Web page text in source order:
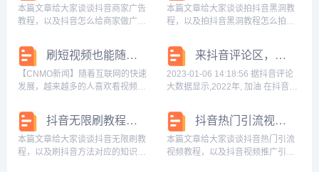
观众提供了超高清、低延迟的丝滑
观看...
穿搭、美食、拍照技巧，到春节氛
围好物推荐，在抖音...
本篇文章给大家谈谈抖音商家广告
教程，以及抖音怎么给商家做广告
助，不要忘了收藏本站喔。抖音广
告怎么投放抖音广告投放步骤：1、
注册账号首先需要拥有属于品牌的
账号。您可以通过访...
本篇文章给大家谈谈拍抖音黑洞教
程，以及拍抖音黑洞教程怎么拍对
助，不要忘了收藏本站喔。抖音黑
洞起号是什么意思把账号做起来。
抖音黑洞起号指的是把抖音黑洞账
号的流量，抖音黑洞账号...
刷短视频也能随手发弹幕？抖音上线弹幕功能 快来试试
【CNMO新闻】随着互联网的快速
发展，越来越多的人喜欢看视频的
看的不止是视频的内容，还有配合
视频一起出现的弹幕。近年来，弹
幕文化兴起，不少人表示自己看视
频的时候一定要开弹...
来抖音评论区，感受陌生人的治愈力量
2023-01-06 14:18:56 据抖音评论
大数据显示,2022年, 加油 在抖音评
中,可以看到网友们或是真诚赞美给
陌生人以鼓励,或是善意 代...
抖音无限刷教程 刷抖音方法
本篇文章给大家谈谈抖音无限刷教
程，以及刷抖音方法对应的知识
抖音热门引流视频教程 抖音视频推广引流
本篇文章给大家谈谈抖音热门引流
视频教程，以及抖音视频推广引流